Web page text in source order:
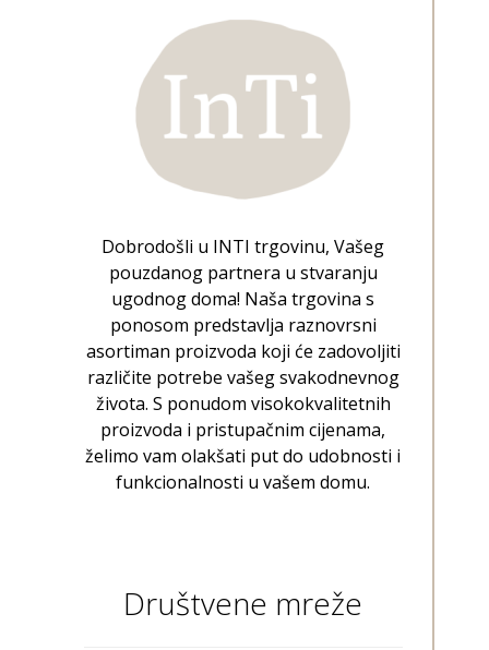
Dobrodošli u INTI trgovinu, Vašeg
pouzdanog partnera u stvaranju
ugodnog doma! Naša trgovina s
ponosom predstavlja raznovrsni
asortiman proizvoda koji će zadovoljiti
različite potrebe vašeg svakodnevnog
života. S ponudom visokokvalitetnih
proizvoda i pristupačnim cijenama,
želimo vam olakšati put do udobnosti i
funkcionalnosti u vašem domu.
Društvene mreže